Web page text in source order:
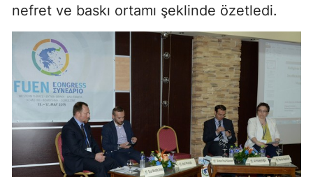
nefret ve baskı ortamı şeklinde özetledi.